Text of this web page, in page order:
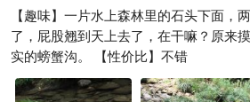
水很急的溪以外，我也没有见到其他另
就是指这里吧。我们终于来到了矮岭瑶
着摩托车出来，我们赶紧把他拦住了，
二天再去，然后说我们在那里的餐厅吃
【趣味】一片水上森林里的石头下面，
了，屁股翘到天上去了，在干嘛？原来
实的螃蟹沟。 【性价比】不错